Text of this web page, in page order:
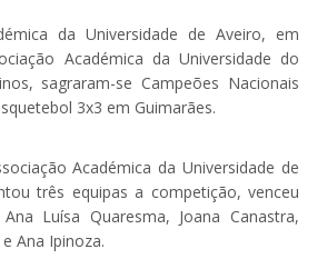
da Universidade de Aveiro, em
Académica da Universidade do
sagraram-se Campeões Nacionais
3x3 em Guimarães.
Académica da Universidade de
três equipas a competição, venceu
Luísa Quaresma, Joana Canastra,
Ana Ipinoza.